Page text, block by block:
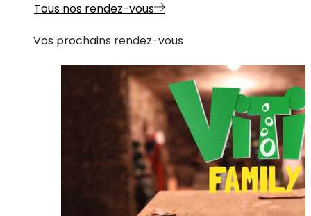
Tous nos rendez-vous
Vos prochains rendez-vous